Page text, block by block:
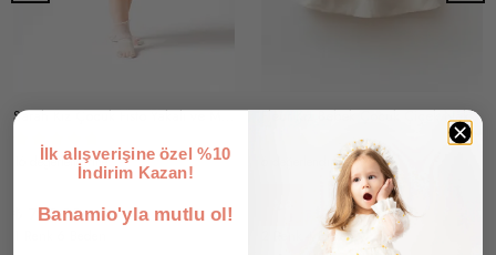
Sarah Kız Çocuk Fisto Yakalı ve Manşetli Balon Kollu Flamlı Keten Elbise (Bej)
16 değerlendirme
₺ 799.90
Fleur Kız Bebek Çocuk Çiçek Nakış Detaylı Fırfır Kenarlı Keten Yakalı Astarlı Elbise
6 değerlendirme
₺ 599.90
₺ 549.90
2 Renk 4 Beden
İlk alışverişine özel %10
İndirim Kazan!
Banamio'yla mutlu ol!